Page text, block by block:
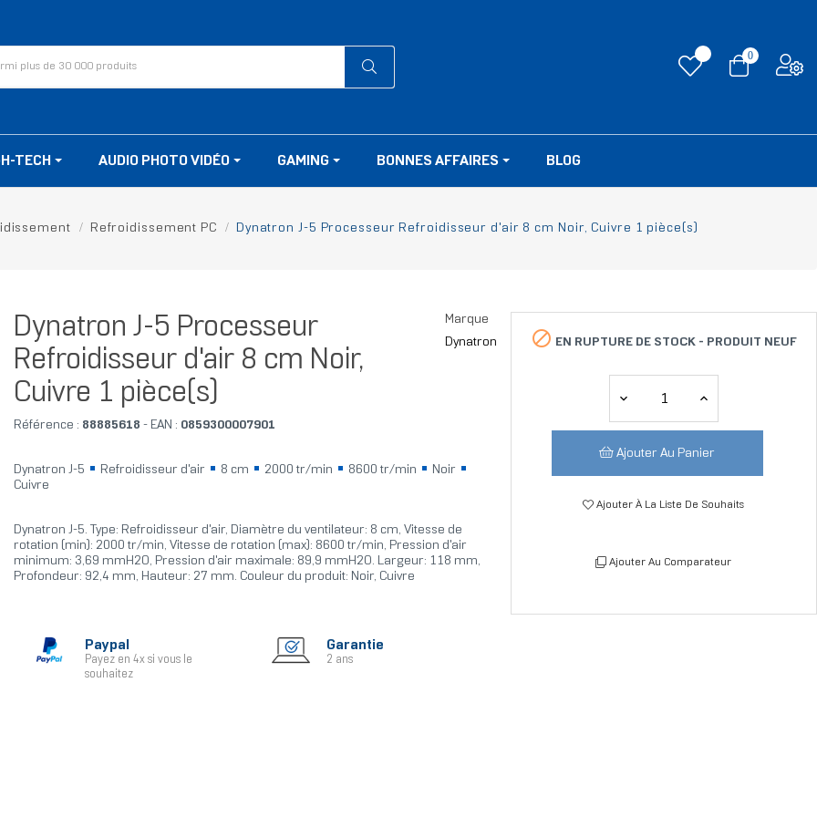
0
TECH AUDIO PHOTO VIDÉO GAMING BONNES AFFAIRES BLOG
Refroidissement PC Dynatron J-5 Processeur Refroidisseur d'air 8 cm Noir, Cuivre 1 pièce(s)
Dynatron J-5 Processeur
Refroidisseur d'air 8 cm Noir,
Cuivre 1 pièce(s)
Référence : 88885618 - EAN : 0859300007901
Marque
Dynatron
Dynatron J-5 Refroidisseur d'air 8 cm 2000 tr/min 8600 tr/min
Noir
Cuivre
Dynatron J-5. Type: Refroidisseur d'air, Diamètre du ventilateur: 8 cm, Vitesse de
rotation (min): 2000 tr/min, Vitesse de rotation (max): 8600 tr/min, Pression d'air
minimum: 3,69 mmH2O, Pression d'air maximale: 89,9 mmH2O. Largeur: 118 mm,
Profondeur: 92,4 mm, Hauteur: 27 mm. Couleur du produit: Noir, Cuivre
Paypal
Payez en 4x si vous le
souhaitez
Garantie
2 ans
 EN RUPTURE DE STOCK - PRODUIT NEUF
Ajouter Au Panier
Ajouter À La Liste De Souhaits
Ajouter Au Comparateur